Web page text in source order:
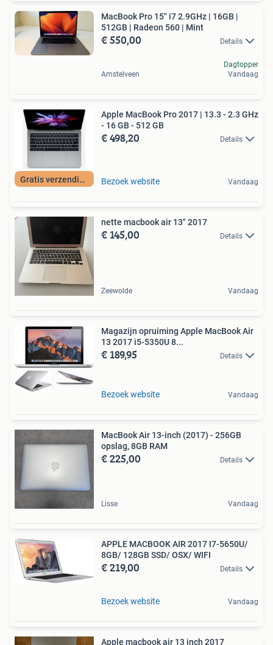
MacBook Pro 15" i7 2.9GHz | 16GB |
512GB | Radeon 560 | Mint
€ 550,00 Details
Amstelveen
Dagtopper
Vandaag
Gratis verzending
Apple MacBook Pro 2017 | 13.3 - 2.3 GHz
- 16 GB - 512 GB
€ 498,20 Details
Bezoek website Vandaag
nette macbook air 13" 2017
€ 145,00 Details
Zeewolde Vandaag
Magazijn opruiming Apple MacBook Air
13 2017 i5-5350U 8...
€ 189,95 Details
Bezoek website Vandaag
MacBook Air 13-inch (2017) - 256GB
opslag, 8GB RAM
€ 225,00 Details
Lisse Vandaag
APPLE MACBOOK AIR 2017 I7-5650U/
8GB/ 128GB SSD/ OSX/ WIFI
€ 219,00 Details
Bezoek website Vandaag
Apple macbook air 13 inch 2017